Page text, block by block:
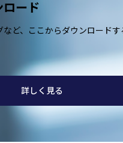
ロード
ど、ここからダウンロードす
詳しく見る